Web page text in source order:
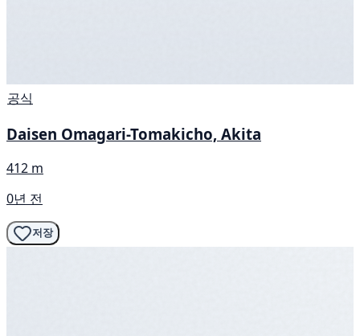
공식
Daisen Omagari-Tomakicho, Akita
412 m
0년 전
저장